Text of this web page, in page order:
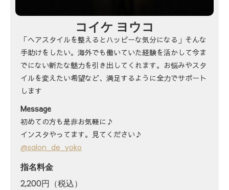
コイケ ヨウコ
「ヘアスタイルを整えるとハッピーな気分になる」そんな
手助けをしたい。海外でも働いていた経験を活かして今ま
でにない新たな魅力を引き出してくれます。お悩みやスタ
イルを変えたい希望など、満足するように全力でサポート
します
Message
初めての方も是非お気軽に♪
インスタやってます。見てください♪
@salon_de_yoko
指名料金
2,200円（税込）